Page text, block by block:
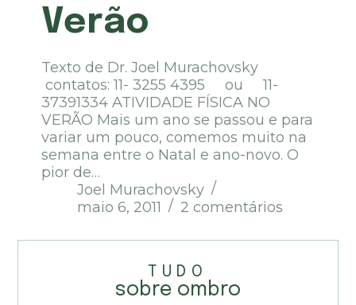
Verão
Texto de Dr. Joel Murachovsky
contatos: 11- 3255 4395 ou 11-
37391334 ATIVIDADE FÍSICA NO
VERÃO Mais um ano se passou e para
variar um pouco, comemos muito na
semana entre o Natal e ano-novo. O
pior de…
Joel Murachovsky
maio 6, 2011
2 comentários
TUDO
sobre ombro